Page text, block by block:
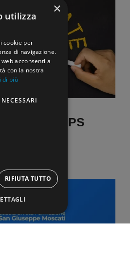
GAE e GPS
Scuola Oggi
×
utilizza
cookie per
di navigazione.
acconsenti a
con la nostra
di più
RIFIUTA TUTTO